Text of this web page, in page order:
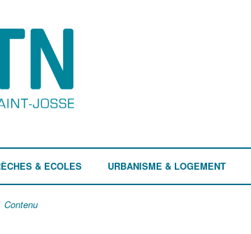
& ECOLES URBANISME & LOGEMENT
Contenu